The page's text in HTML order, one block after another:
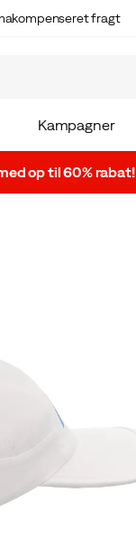
fragt
Kampagner
op til 60% rabat!